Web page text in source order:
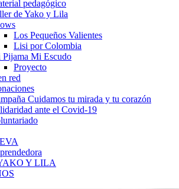
pedagógico
de Yako y Lila
Los Pequeños Valientes
Lisi por Colombia
Mi Escudo
Proyecto
red
Cuidamos tu mirada y tu corazón
ante el Covid-19
Y LILA